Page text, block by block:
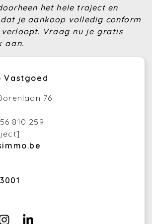
het hele traject en
je aankoop volledig conform
verloopt. Vraag nu je gratis
aan.
Vastgoed
76
810 259